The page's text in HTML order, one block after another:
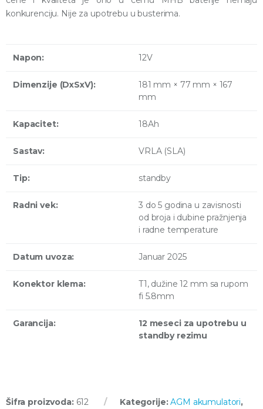
konkurenciju. Nije za upotrebu u busterima.
Napon: 12V
Dimenzije (DxSxV):
181 mm × 77 mm × 167
mm
Kapacitet: 18Ah
Sastav: VRLA (SLA)
Tip: standby
Radni vek:
3 do 5 godina u zavisnosti
od broja i dubine pražnjenja
i radne temperature
Datum uvoza: Januar 2025
Konektor klema:
T1, dužine 12 mm sa rupom
fi 5.8mm
Garancija:
12 meseci za upotrebu u
standby rezimu
Šifra proizvoda: 612 Kategorije:AGM akumulatori,